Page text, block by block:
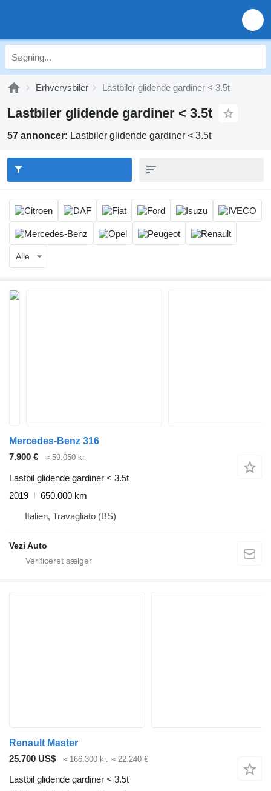
Erhvervsbiler Lastbiler glidende gardiner < 3.5t
Lastbiler glidende gardiner < 3.5t
57 annoncer: Lastbiler glidende gardiner < 3.5t
Alle
Mercedes-Benz 316
7.900 €
≈ 59.050 kr.
Lastbil glidende gardiner < 3.5t
2019
650.000 km
Italien, Travagliato (BS)
Vezi Auto
Renault Master
25.700 US$
≈ 166.300 kr. ≈ 22.240 €
Lastbil glidende gardiner < 3.5t